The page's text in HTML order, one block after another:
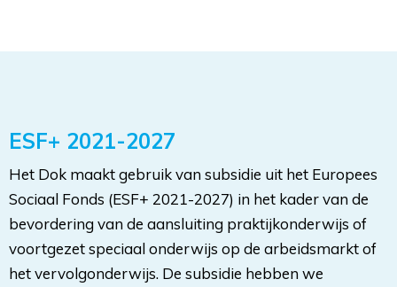
ESF+ 2021-2027
Het Dok maakt gebruik van subsidie uit het Europees
Sociaal Fonds (ESF+ 2021-2027) in het kader van de
bevordering van de aansluiting praktijkonderwijs of
voortgezet speciaal onderwijs op de arbeidsmarkt of
het vervolgonderwijs. De subsidie hebben we